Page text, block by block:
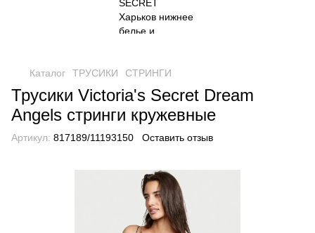
Каталог ТРУСИКИ СТРИНГИ
Трусики Victoria's Secret Dream
Angels стринги кружевные
Артикул: 817189/11193150 Оставить отзыв